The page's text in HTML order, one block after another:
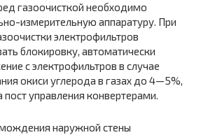
газоочисткой необходимо
измерительную аппаратуру. При
электрофильтров
блокировку, автоматически
с электрофильтров в случае
окиси углерода в газах до 4—5%,
пост управления конвертерами.
наружной стены